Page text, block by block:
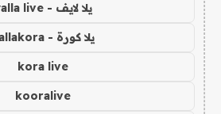
يلا لايف - yalla live
يلا كورة - yallakora
kora live
kooralive